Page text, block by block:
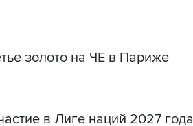
золото на ЧЕ в Париже
в Лиге наций 2027 года